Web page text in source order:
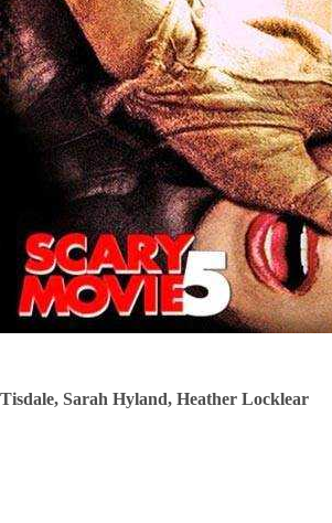
Sarah Hyland, Heather Locklear